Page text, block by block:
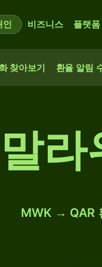
인 비즈니스 플랫폼
찾아보기 환율 알림
MWK → QAR